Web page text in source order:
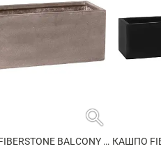
search
КАШПО FIBERSTONE BALCONY S, TAUPE